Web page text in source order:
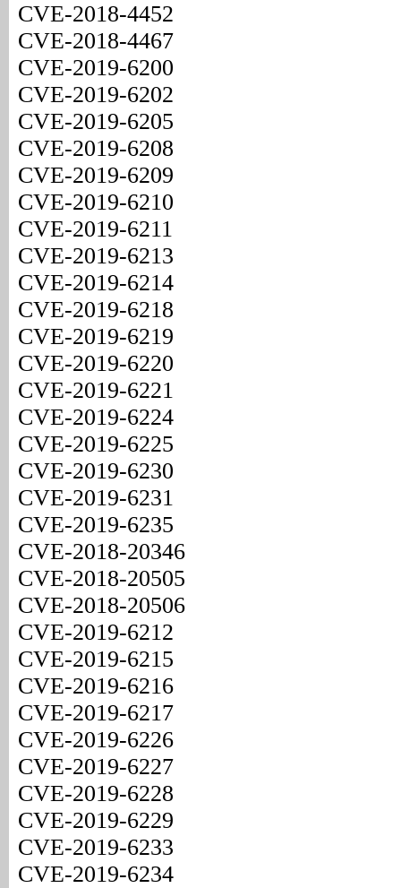
CVE-2018-4452
CVE-2018-4467
CVE-2019-6200
CVE-2019-6202
CVE-2019-6205
CVE-2019-6208
CVE-2019-6209
CVE-2019-6210
CVE-2019-6211
CVE-2019-6213
CVE-2019-6214
CVE-2019-6218
CVE-2019-6219
CVE-2019-6220
CVE-2019-6221
CVE-2019-6224
CVE-2019-6225
CVE-2019-6230
CVE-2019-6231
CVE-2019-6235
CVE-2018-20346
CVE-2018-20505
CVE-2018-20506
CVE-2019-6212
CVE-2019-6215
CVE-2019-6216
CVE-2019-6217
CVE-2019-6226
CVE-2019-6227
CVE-2019-6228
CVE-2019-6229
CVE-2019-6233
CVE-2019-6234